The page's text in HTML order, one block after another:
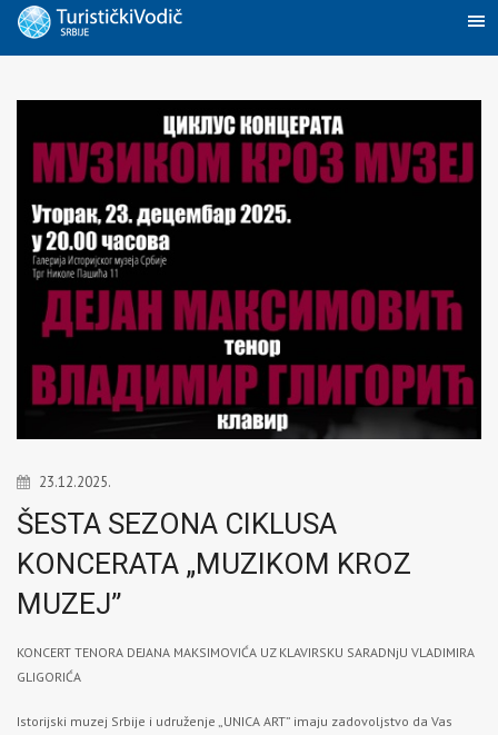
23.12.2025.
ŠESTA SEZONA CIKLUSA
KONCERATA „MUZIKOM KROZ
MUZEJ”
KONCERT TENORA DEJANA MAKSIMOVIĆA UZ KLAVIRSKU SARADNjU VLADIMIRA
GLIGORIĆA
Istorijski muzej Srbije i udruženje „UNICA ART” imaju zadovoljstvo da Vas